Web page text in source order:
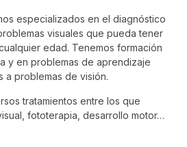
especializados en el diagnóstico
visuales que pueda tener
edad. Tenemos formación
y en problemas de aprendizaje
a problemas de visión.
tratamientos entre los que
fototerapia, desarrollo motor…